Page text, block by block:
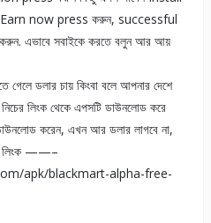
now press করুন, successful
এভাবে সবাইকে করতে বলুন আর আয়
ডলার চায় কিংবা বলে আপনার দেশে
লিংক থেকে এপসটি ডাউনলোড করে
করেন, এখন আর ডলার লাগবে না,
লিংক ——–
apk/blackmart-alpha-free-